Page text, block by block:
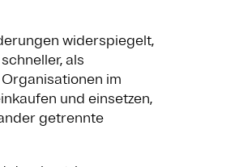
widerspiegelt,
als
im
und einsetzen,
getrennte